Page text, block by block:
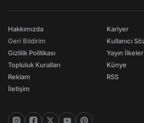
Hakkımızda
Geri Bildirim
Gizlilik Politikası
Topluluk Kuralları
Reklam
İletişim
Kariyer
Kullanıcı
Yayın
Künye
RSS